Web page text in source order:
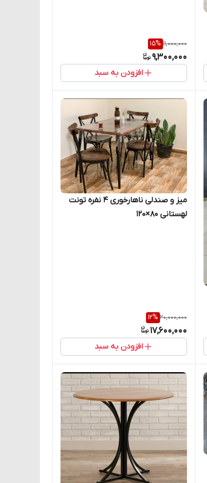
11,000,000
15%
9,300,000
افزودن به سبد
میز و صندلی ناهارخوری ۴ نفره تونت
لهستانی ۸۰×۱۲۰
20,000,000
12%
17,600,000
افزودن به سبد